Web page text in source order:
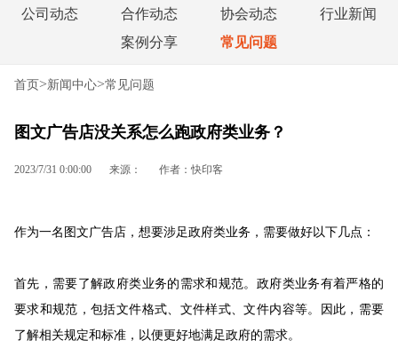
公司动态 合作动态 协会动态
行业新闻
案例分享
常见问题
首页>新闻中心>常见问题
图文广告店没关系怎么跑政府类业务？
2023/7/31 0:00:00 来源： 作者：快印客
作为一名图文广告店，想要涉足政府类业务，需要做好以下几点：
首先，需要了解政府类业务的需求和规范。政府类业务有着严格的
要求和规范，包括文件格式、文件样式、文件内容等。因此，需要
了解相关规定和标准，以便更好地满足政府的需求。